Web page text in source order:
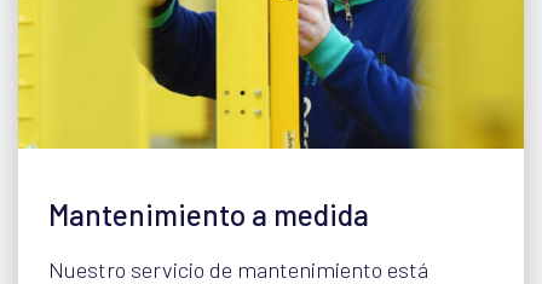
Mantenimiento a medida
Nuestro servicio de mantenimiento está